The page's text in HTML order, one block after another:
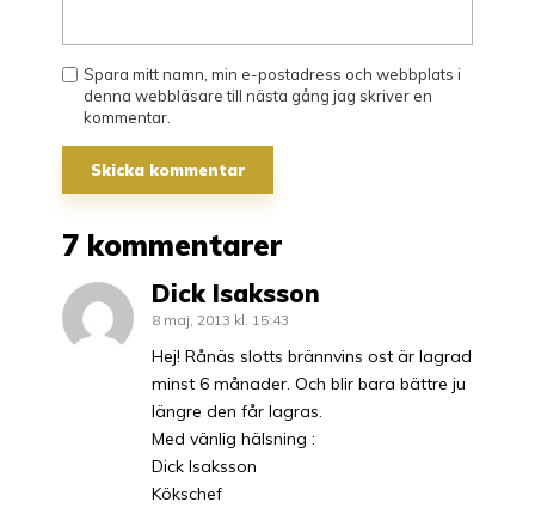
Spara mitt namn, min e-postadress och webbplats i
denna webbläsare till nästa gång jag skriver en
kommentar.
7 kommentarer
Dick Isaksson
8 maj, 2013 kl. 15:43
Hej! Rånäs slotts brännvins ost är lagrad
minst 6 månader. Och blir bara bättre ju
längre den får lagras.
Med vänlig hälsning :
Dick Isaksson
Kökschef